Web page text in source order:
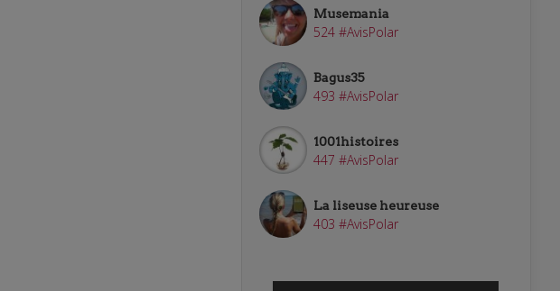
Musemania
524 #AvisPolar
Bagus35
493 #AvisPolar
1001histoires
447 #AvisPolar
La liseuse heureuse
403 #AvisPolar